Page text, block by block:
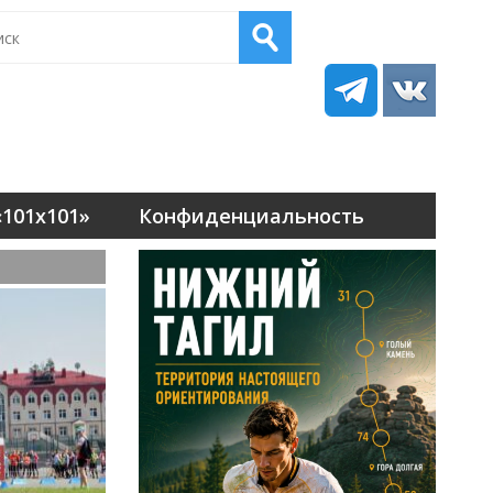
Конфиденциальность